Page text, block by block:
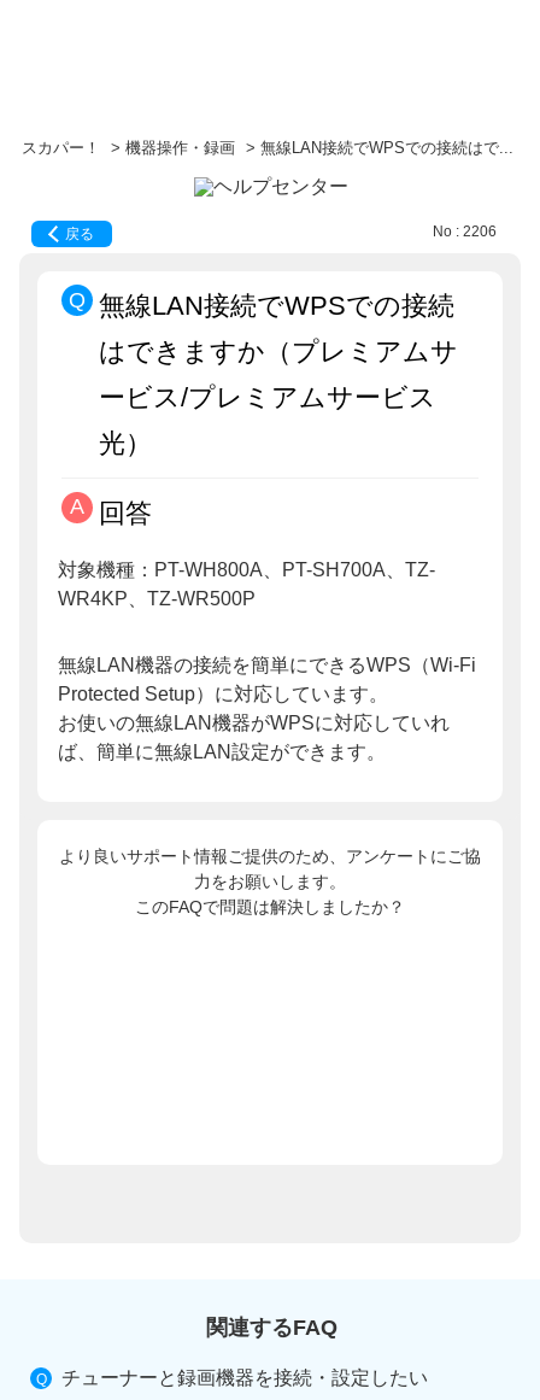
スカパー！ > 機器操作・録画 > 無線LAN接続でWPSでの接続はで...
戻る No : 2206
無線LAN接続でWPSでの接続
はできますか（プレミアムサ
ービス/プレミアムサービス
光）
回答
対象機種：PT-WH800A、PT-SH700A、TZ-
WR4KP、TZ-WR500P
無線LAN機器の接続を簡単にできるWPS（Wi-Fi
Protected Setup）に対応しています。
お使いの無線LAN機器がWPSに対応していれ
ば、簡単に無線LAN設定ができます。
より良いサポート情報ご提供のため、アンケートにご協
力をお願いします。
このFAQで問題は解決しましたか？
関連するFAQ
チューナーと録画機器を接続・設定したい